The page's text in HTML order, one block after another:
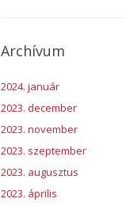
Archívum
2024. január
2023. december
2023. november
2023. szeptember
2023. augusztus
2023. április